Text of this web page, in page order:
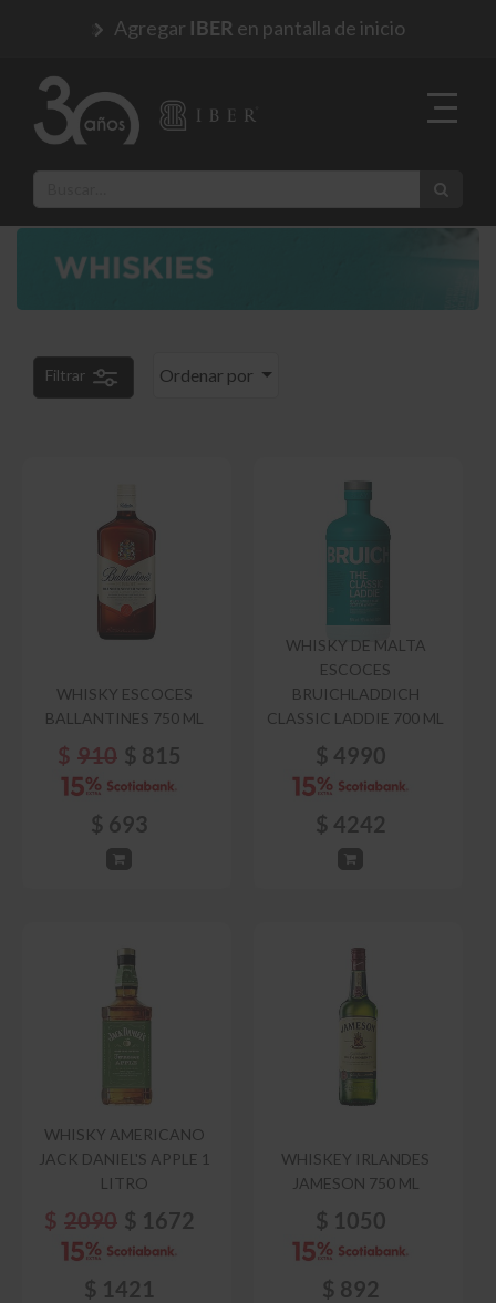
Agregar IBER en pantalla de inicio
Ordenar por
Filtrar
WHISKY ESCOCES
BALLANTINES 750 ML
$ 910 $ 815
$ 693
WHISKY DE MALTA
ESCOCES
BRUICHLADDICH
CLASSIC LADDIE 700 ML
$ 4990
$ 4242
WHISKY AMERICANO
JACK DANIEL'S APPLE 1
LITRO
$ 2090 $ 1672
$ 1421
WHISKEY IRLANDES
JAMESON 750 ML
$ 1050
$ 892